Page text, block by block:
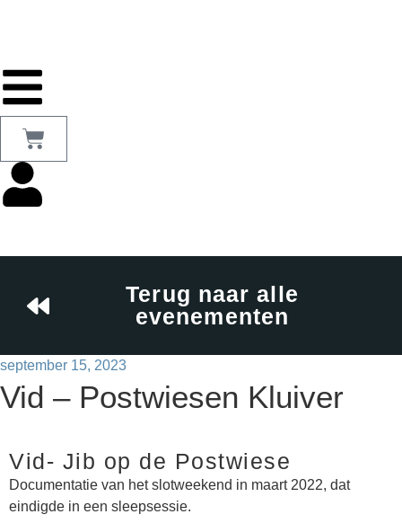
Terug naar alle
evenementen
september 15, 2023
Vid – Postwiesen Kluiver
Vid- Jib op de Postwiese
Documentatie van het slotweekend in maart 2022, dat
eindigde in een sleepsessie.